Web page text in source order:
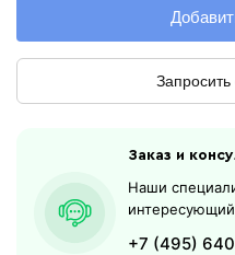
Заказ и
Наши
+7 (495)